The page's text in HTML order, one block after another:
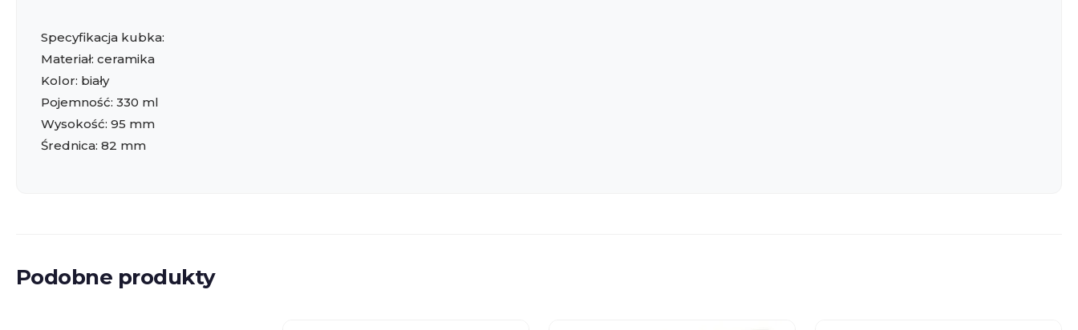
Specyfikacja kubka:
Materiał: ceramika
Kolor: biały
Pojemność: 330 ml
Wysokość: 95 mm
Średnica: 82 mm
Podobne produkty